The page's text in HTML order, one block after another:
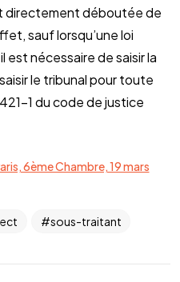
directement déboutée de
sauf lorsqu’une loi
est nécessaire de saisir la
le tribunal pour toute
1 du code de justice
6ème Chambre, 19 mars
sous-traitant